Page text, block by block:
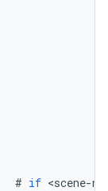
# if <scene-